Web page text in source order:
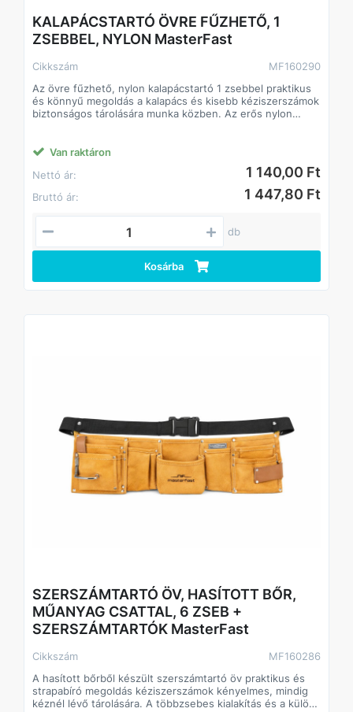
KALAPÁCSTARTÓ ÖVRE FŰZHETŐ, 1
ZSEBBEL, NYLON MasterFast
Cikkszám
MF160290
Az övre fűzhető, nylon kalapácstartó 1 zsebbel praktikus
és könnyű megoldás a kalapács és kisebb kéziszerszámok
biztonságos tárolására munka közben. Az erős nylon
munkákhoz.
• Erős nylon anyag – könnyű, kopásálló
• Övre fűzhető kialakítás – stabil rögzítés, szabad kéz
munkavégzés
• 1 tárolózseb – kisebb szerszámok vagy kiegészítők
• Kalapácstartó fül – gyors hozzáférés, biztonságos tartás
• Kompakt méret – nem akadályoz mozgás közben
• Építőipari és szerelési munkák
• Barkácsolás és ház körüli munkák
Van raktáron
Nettó ár:
1 140,00 Ft
Bruttó ár: 1 447,80 Ft
db
Kosárba
SZERSZÁMTARTÓ ÖV, HASÍTOTT BŐR,
MŰANYAG CSATTAL, 6 ZSEB +
SZERSZÁMTARTÓK MasterFast
Cikkszám
MF160286
A hasított bőrből készült szerszámtartó öv praktikus és
strapabíró megoldás kéziszerszámok kényelmes, mindig
kéznél lévő tárolására. A többzsebes kialakítás és a külön